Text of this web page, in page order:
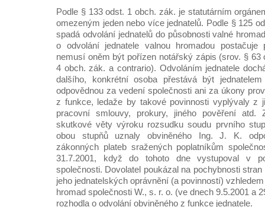
Podle § 133 odst. 1 obch. zák. je statutárním
omezeným jeden nebo více jednatelů. Podle § 125
spadá odvolání jednatelů do působnosti valné
o odvolání jednatele valnou hromadou
nemusí oněm být pořízen notářský zápis (srov. § 63
4 obch. zák. a contrario). Odvoláním jednatele
dalšího, konkrétní osoba přestává být
odpovědnou za vedení společnosti ani za úkony
z funkce, ledaže by takové povinnosti vyplývaly z
pracovní smlouvy, prokury, jiného pověření atd.
skutkové věty výroku rozsudku soudu prvního
obou stupňů uznaly obviněného Ing. J. K.
zákonných plateb sražených poplatníkům
31.7.2001, když do tohoto dne vystupoval v
společnosti. Dovolatel poukázal na pochybnosti
jeho jednatelských oprávnění (a povinností)
hromad společnosti W., s. r. o. (ve dnech 9.5.2001 a
rozhodla o odvolání obviněného z funkce jednatele.